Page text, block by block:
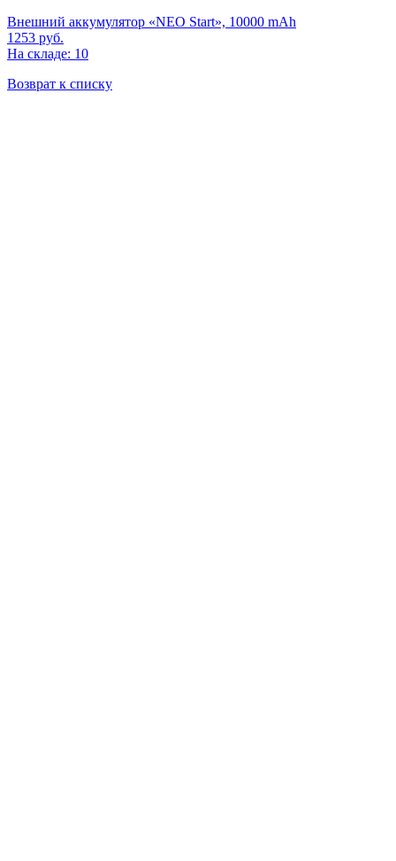
Внешний аккумулятор «NEO Start», 10000 mAh
1253 руб.
На складе: 10
Возврат к списку